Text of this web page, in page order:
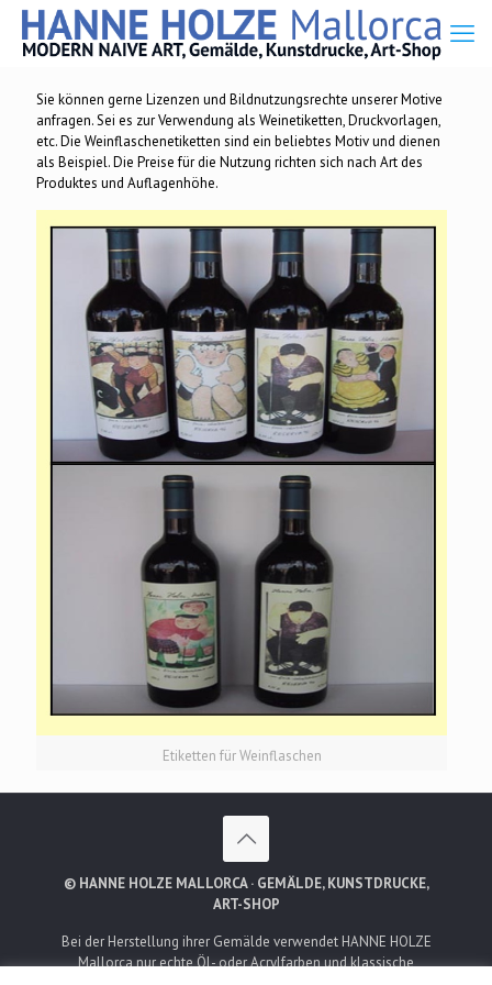
Sie können gerne Lizenzen und Bildnutzungsrechte unserer Motive
anfragen. Sei es zur Verwendung als Weinetiketten, Druckvorlagen,
etc. Die Weinflaschenetiketten sind ein beliebtes Motiv und dienen
als Beispiel. Die Preise für die Nutzung richten sich nach Art des
Produktes und Auflagenhöhe.
Etiketten für Weinflaschen
© HANNE HOLZE MALLORCA · GEMÄLDE, KUNSTDRUCKE,
ART-SHOP
Bei der Herstellung ihrer Gemälde verwendet HANNE HOLZE
Mallorca nur echte Öl- oder Acrylfarben und klassische